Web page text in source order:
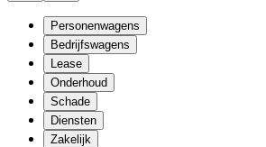
Personenwagens
Bedrijfswagens
Lease
Onderhoud
Schade
Diensten
Zakelijk